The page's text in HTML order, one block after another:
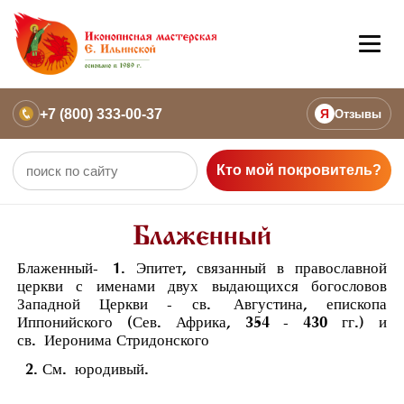
+7 (800) 333-00-37 Я Отзывы
Кто мой покровитель?
Блаженный
Блаженный- 1. Эпитет, связанный в православной
церкви с именами двух выдающихся богословов
Западной Церкви - св. Августина, епископа
Иппонийского (Сев. Африка, 354 - 430 гг.) и
св. Иеронима Стридонского
2. См. юродивый.